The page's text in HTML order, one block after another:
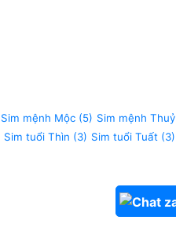
Sim mệnh Mộc (5) Sim mệnh Thuỷ
Sim tuổi Thìn (3) Sim tuổi Tuất (3)